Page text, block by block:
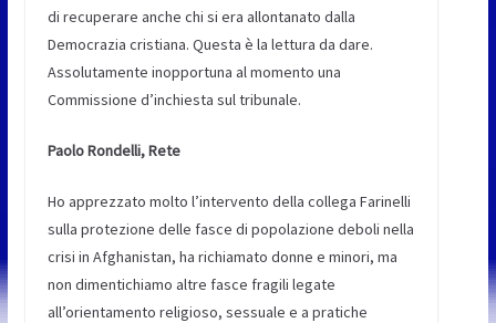
di recuperare anche chi si era allontanato dalla
Democrazia cristiana. Questa è la lettura da dare.
Assolutamente inopportuna al momento una
Commissione d’inchiesta sul tribunale.
Paolo Rondelli, Rete
Ho apprezzato molto l’intervento della collega Farinelli
sulla protezione delle fasce di popolazione deboli nella
crisi in Afghanistan, ha richiamato donne e minori, ma
non dimentichiamo altre fasce fragili legate
all’orientamento religioso, sessuale e a pratiche